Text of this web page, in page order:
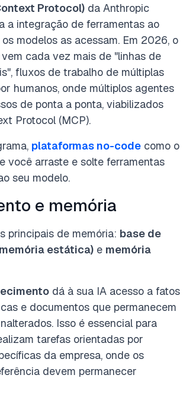
Protocol) da Anthropic
a integração de ferramentas ao
modelos as acessam. Em 2026, o
cada vez mais de "linhas de
fluxos de trabalho de múltiplas
humanos, onde múltiplos agentes
de ponta a ponta, viabilizados
Protocol (MCP).
plataformas no-code como o
você arraste e solte ferramentas
seu modelo.
e memória
principais de memória: base de
estática) e memória
dá à sua IA acesso a fatos
e documentos que permanecem
Isso é essencial para
tarefas orientadas por
da empresa, onde os
devem permanecer